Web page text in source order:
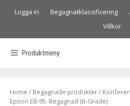
Logga in Begagnatklassificering
Villkor
Produktmeny
Home / Begagnade produkter/
Epson EB-95. Begagnad (B-Grade)